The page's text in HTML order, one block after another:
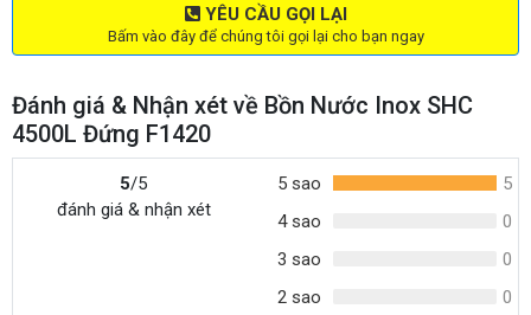
YÊU CẦU GỌI LẠI
Bấm vào đây để chúng tôi gọi lại cho bạn ngay
Đánh giá & Nhận xét về Bồn Nước Inox SHC
4500L Đứng F1420
5/5
đánh giá & nhận xét
5 sao
5
4 sao
0
3 sao
0
2 sao
0